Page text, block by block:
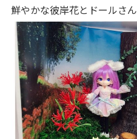
鮮やかな彼岸花とドールさ